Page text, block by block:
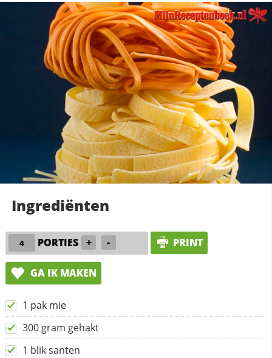
Ingrediënten
PORTIES + - PRINT
GA IK MAKEN
1 pak mie
300 gram gehakt
1 blik santen